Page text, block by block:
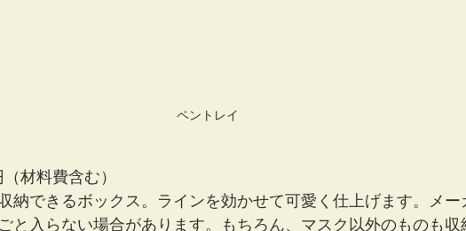
ペントレイ
材料費含む）
納できるボックス。ラインを効かせて可愛く仕上げます。メー
と入らない場合があります。もちろん、マスク以外のものも収